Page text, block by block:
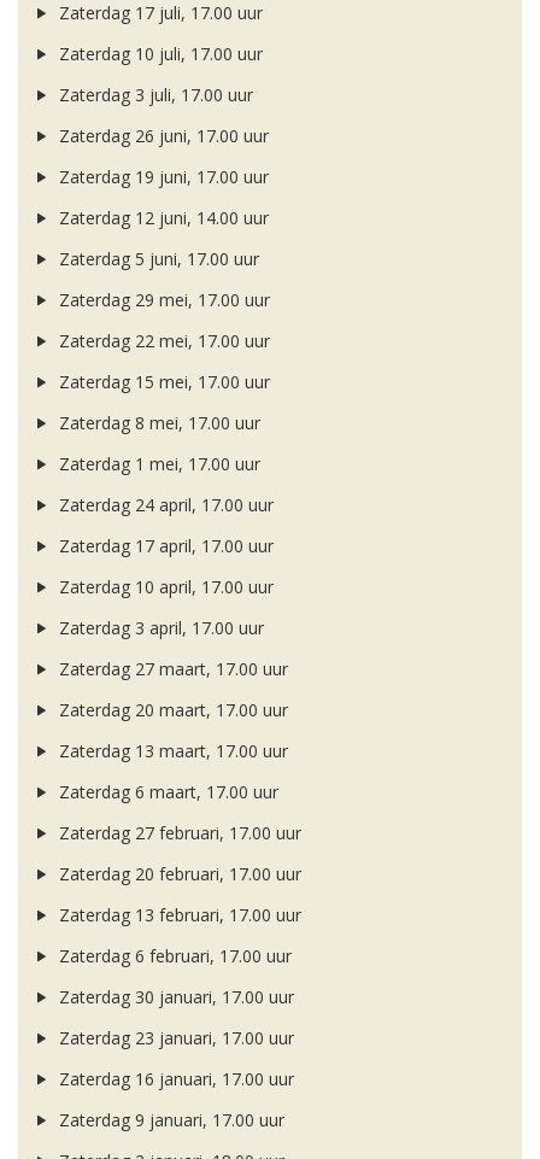
Zaterdag 17 juli, 17.00 uur
Zaterdag 10 juli, 17.00 uur
Zaterdag 3 juli, 17.00 uur
Zaterdag 26 juni, 17.00 uur
Zaterdag 19 juni, 17.00 uur
Zaterdag 12 juni, 14.00 uur
Zaterdag 5 juni, 17.00 uur
Zaterdag 29 mei, 17.00 uur
Zaterdag 22 mei, 17.00 uur
Zaterdag 15 mei, 17.00 uur
Zaterdag 8 mei, 17.00 uur
Zaterdag 1 mei, 17.00 uur
Zaterdag 24 april, 17.00 uur
Zaterdag 17 april, 17.00 uur
Zaterdag 10 april, 17.00 uur
Zaterdag 3 april, 17.00 uur
Zaterdag 27 maart, 17.00 uur
Zaterdag 20 maart, 17.00 uur
Zaterdag 13 maart, 17.00 uur
Zaterdag 6 maart, 17.00 uur
Zaterdag 27 februari, 17.00 uur
Zaterdag 20 februari, 17.00 uur
Zaterdag 13 februari, 17.00 uur
Zaterdag 6 februari, 17.00 uur
Zaterdag 30 januari, 17.00 uur
Zaterdag 23 januari, 17.00 uur
Zaterdag 16 januari, 17.00 uur
Zaterdag 9 januari, 17.00 uur